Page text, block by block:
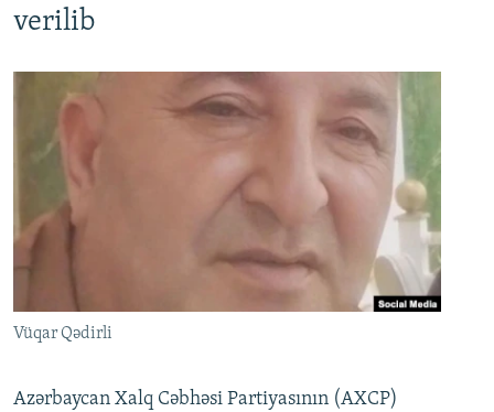
verilib
Vüqar Qədirli
Azərbaycan Xalq Cəbhəsi Partiyasının (AXCP)